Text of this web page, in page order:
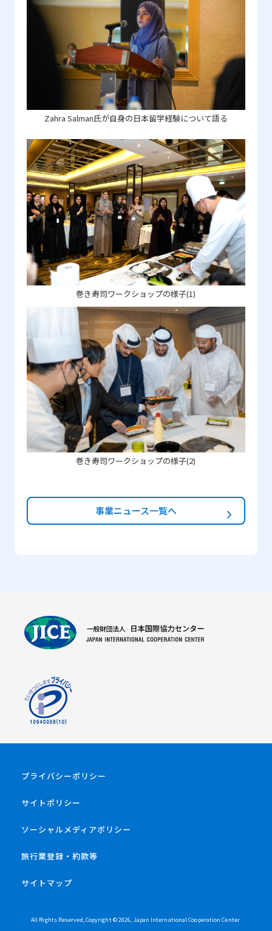
Zahra Salman氏が自身の日本留学経験について語る
巻き寿司ワークショップの様子(1)
巻き寿司ワークショップの様子(2)
事業ニュース一覧へ
プライバシーポリシー
サイトポリシー
ソーシャルメディアポリシー
旅行業登録・約款等
サイトマップ
All Rights Reserved, Copyright ©2026, Japan International Cooperation Center.